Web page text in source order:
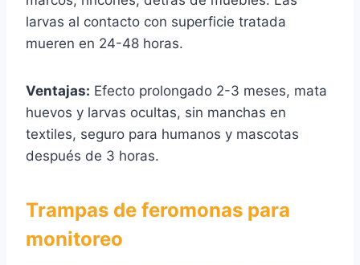
larvas al contacto con superficie tratada
mueren en 24-48 horas.
Ventajas: Efecto prolongado 2-3 meses, mata
huevos y larvas ocultas, sin manchas en
textiles, seguro para humanos y mascotas
después de 3 horas.
Trampas de feromonas para
monitoreo